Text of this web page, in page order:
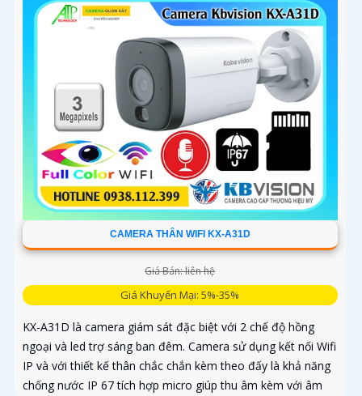
CAMERA THÂN WIFI KX-A31D
Giá Bán: liên hệ
Giá Khuyến Mại: 5%-35%
KX-A31D là camera giám sát đặc biệt với 2 chế độ hồng
ngoại và led trợ sáng ban đêm. Camera sử dụng kết nối Wifi
IP và với thiết kế thân chắc chắn kèm theo đấy là khả năng
chống nước IP 67 tích hợp micro giúp thu âm kèm với âm